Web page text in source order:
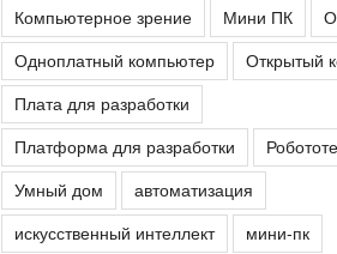
Компьютерное зрение
Мини ПК
Одноплатный компьютер
Открытый
Плата для разработки
Платформа для разработки
Умный дом
автоматизация
искусственный интеллект
мини-пк